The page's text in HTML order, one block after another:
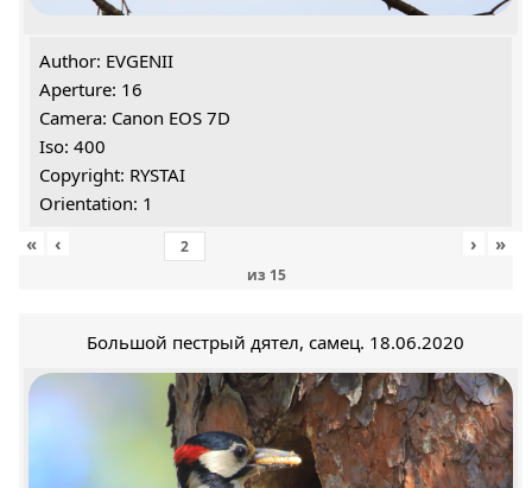
Author: EVGENII
Aperture: 16
Camera: Canon EOS 7D
Iso: 400
Copyright: RYSTAI
Orientation: 1
«
‹
из 15
› »
Большой пестрый дятел, самец. 18.06.2020